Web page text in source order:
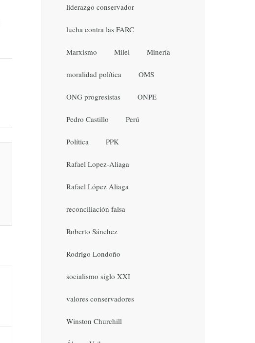
liderazgo conservador
lucha contra las FARC
Marxismo Milei Minería
moralidad política OMS
ONG progresistas ONPE
Pedro Castillo Perú
Política PPK
Rafael Lopez-Aliaga
Rafael López Aliaga
reconciliación falsa
Roberto Sánchez
Rodrigo Londoño
socialismo siglo XXI
valores conservadores
Winston Churchill